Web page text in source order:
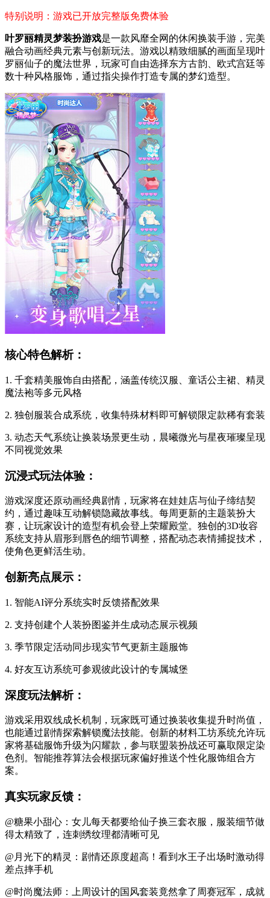
特别说明：游戏已开放完整版免费体验
叶罗丽精灵梦装扮游戏是一款风靡全网的休闲换装手游，完美
融合动画经典元素与创新玩法。游戏以精致细腻的画面呈现叶
罗丽仙子的魔法世界，玩家可自由选择东方古韵、欧式宫廷等
数十种风格服饰，通过指尖操作打造专属的梦幻造型。
核心特色解析：
1. 千套精美服饰自由搭配，涵盖传统汉服、童话公主裙、精灵
魔法袍等多元风格
2. 独创服装合成系统，收集特殊材料即可解锁限定款稀有套装
3. 动态天气系统让换装场景更生动，晨曦微光与星夜璀璨呈现
不同视觉效果
沉浸式玩法体验：
游戏深度还原动画经典剧情，玩家将在娃娃店与仙子缔结契
约，通过趣味互动解锁隐藏故事线。每周更新的主题装扮大
赛，让玩家设计的造型有机会登上荣耀殿堂。独创的3D妆容
系统支持从眉形到唇色的细节调整，搭配动态表情捕捉技术，
使角色更鲜活生动。
创新亮点展示：
1. 智能AI评分系统实时反馈搭配效果
2. 支持创建个人装扮图鉴并生成动态展示视频
3. 季节限定活动同步现实节气更新主题服饰
4. 好友互访系统可参观彼此设计的专属城堡
深度玩法解析：
游戏采用双线成长机制，玩家既可通过换装收集提升时尚值，
也能通过剧情探索解锁魔法技能。创新的材料工坊系统允许玩
家将基础服饰升级为闪耀款，参与联盟装扮战还可赢取限定染
色剂。智能推荐算法会根据玩家偏好推送个性化服饰组合方
案。
真实玩家反馈：
@糖果小甜心：女儿每天都要给仙子换三套衣服，服装细节做
得太精致了，连刺绣纹理都清晰可见
@月光下的精灵：剧情还原度超高！看到水王子出场时激动得
差点摔手机
@时尚魔法师：上周设计的国风套装竟然拿了周赛冠军，成就